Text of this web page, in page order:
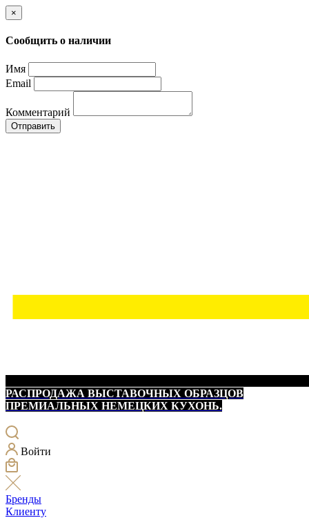
×
Сообщить о наличии
Имя
Email
Комментарий
Отправить
РАСПРОДАЖА ВЫСТАВОЧНЫХ ОБРАЗЦОВ
ПРЕМИАЛЬНЫХ НЕМЕЦКИХ КУХОНЬ.
Войти
Бренды
Клиенту